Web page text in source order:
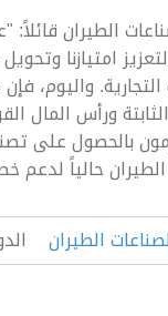
امتيازنا وتحويل
واليوم، فإن
ورأس المال
بالحصول على
حالياً لدعم
الطيران